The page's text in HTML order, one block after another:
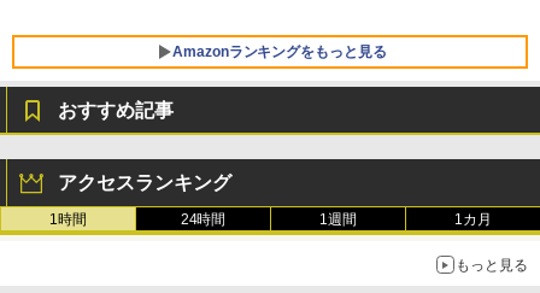
版) 搭載 Windows 11 重量1.7kg Wi-Fi 6
E クワイエットブルー M1502NAQ-R716
5BUWS
￥109,800
Amazonランキングをもっと見る
￥1,766
ない、大きな画面で読みやすい、6週間持
続バッテリー、6インチディスプレイ電子
書籍リーダー、マッチャ、16GB、広告な
し
おすすめ記事
アクセスランキング
1時間 24時間 1週間 1カ月
もっと見る